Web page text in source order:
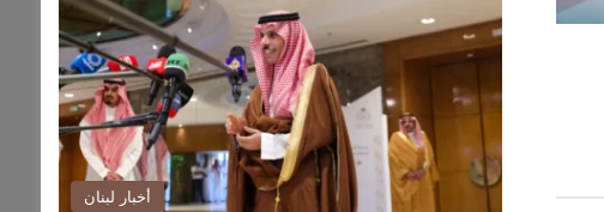
أخبار لبنان